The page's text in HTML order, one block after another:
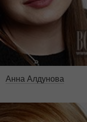
Анна Алдунова